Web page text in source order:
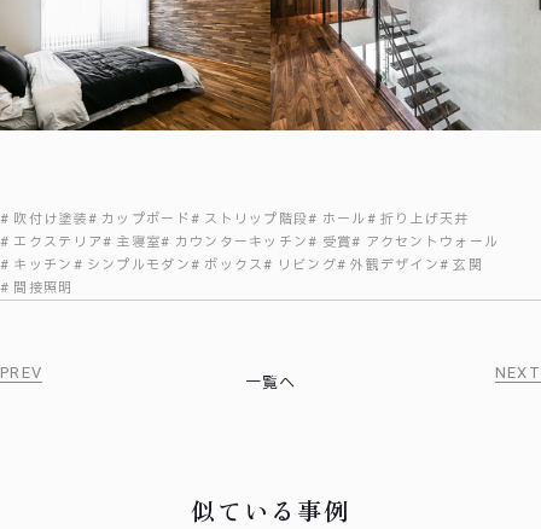
吹付け塗装 カップボード ストリップ階段 ホール
折り上げ天井
エクステリア
主寝室 カウンターキッチン 受賞
アクセントウォール
キッチン
シンプルモダン ボックス リビング 外観デザイン
玄関
間接照明
PREV
一覧へ
NEXT
似ている事例